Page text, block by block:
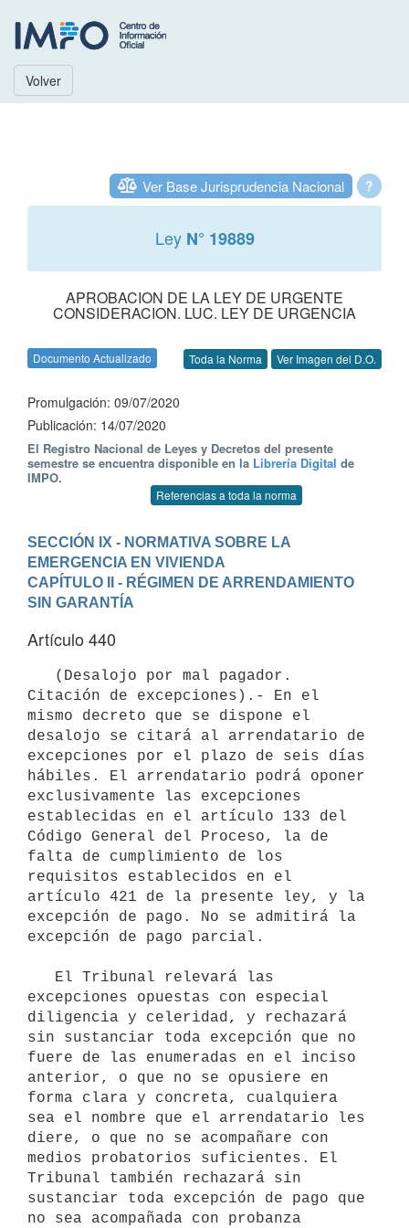
Volver
?
Ver Base Jurisprudencia Nacional
Ley N° 19889
APROBACION DE LA LEY DE URGENTE
CONSIDERACION. LUC. LEY DE URGENCIA
Documento Actualizado Toda la Norma Ver Imagen del D.O.
Promulgación: 09/07/2020
Publicación: 14/07/2020
El Registro Nacional de Leyes y Decretos del presente
semestre se encuentra disponible en la Librería Digital de
IMPO.
Referencias a toda la norma
SECCIÓN IX - NORMATIVA SOBRE LA
EMERGENCIA EN VIVIENDA
CAPÍTULO II - RÉGIMEN DE ARRENDAMIENTO
SIN GARANTÍA
Artículo 440
Citación de excepciones).- En el
mismo decreto que se dispone el
desalojo se citará al arrendatario de
excepciones por el plazo de seis días
hábiles. El arrendatario podrá oponer
exclusivamente las excepciones
establecidas en el artículo 133 del
Código General del Proceso, la de
falta de cumplimiento de los
requisitos establecidos en el
artículo 421 de la presente ley, y la
excepción de pago. No se admitirá la
excepción de pago parcial.
excepciones opuestas con especial
diligencia y celeridad, y rechazará
sin sustanciar toda excepción que no
fuere de las enumeradas en el inciso
anterior, o que no se opusiere en
forma clara y concreta, cualquiera
sea el nombre que el arrendatario les
diere, o que no se acompañare con
medios probatorios suficientes. El
Tribunal también rechazará sin
sustanciar toda excepción de pago que
no sea acompañada con probanza